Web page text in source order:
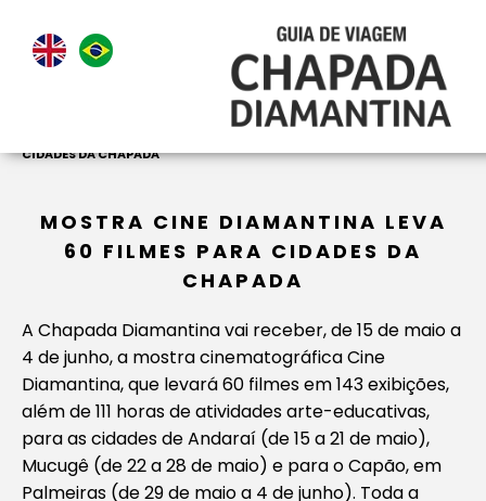
CIDADES DA CHAPADA
MOSTRA CINE DIAMANTINA LEVA
60 FILMES PARA CIDADES DA
CHAPADA
A Chapada Diamantina vai receber, de 15 de maio a
4 de junho, a mostra cinematográfica Cine
Diamantina, que levará 60 filmes em 143 exibições,
além de 111 horas de atividades arte-educativas,
para as cidades de Andaraí (de 15 a 21 de maio),
Mucugê (de 22 a 28 de maio) e para o Capão, em
Palmeiras (de 29 de maio a 4 de junho). Toda a